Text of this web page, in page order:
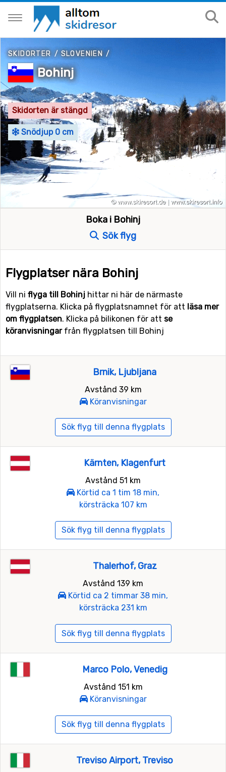
SKIDORTER /SLOVENIEN/
Bohinj
Skidorten är stängd
Snödjup 0 cm
Boka i Bohinj
Sök flyg
Flygplatser nära Bohinj
Vill ni flyga till Bohinj hittar ni här de närmaste
flygplatserna. Klicka på flygplatsnamnet för att läsa mer
om flygplatsen. Klicka på bilikonen för att se
köranvisningarfrån flygplatsen till Bohinj
Brnik, Ljubljana
Avstånd 39 km
Köranvisningar
Sök flyg till denna flygplats
Kärnten, Klagenfurt
Avstånd 51 km
Körtid ca 1 tim 18 min,
körsträcka 107 km
Sök flyg till denna flygplats
Thalerhof, Graz
Avstånd 139 km
Körtid ca 2 timmar 38 min,
körsträcka 231 km
Sök flyg till denna flygplats
Marco Polo, Venedig
Avstånd 151 km
Köranvisningar
Sök flyg till denna flygplats
Treviso Airport, Treviso